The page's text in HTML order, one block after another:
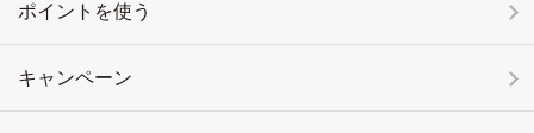
ポイントを使う
キャンペーン